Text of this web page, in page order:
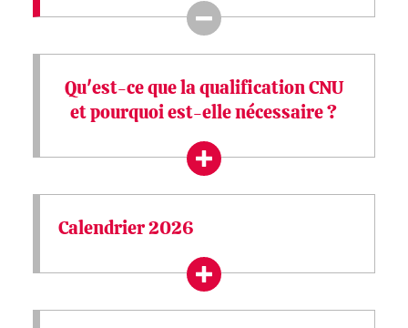
Qu'est-ce que la qualification CNU
et pourquoi est-elle nécessaire ?
Calendrier 2026